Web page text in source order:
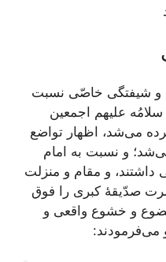
و شيفتگى خاصّى نسبت
عليهم اجمعين
می‌‏شد، اظهار تواضع
و نسبت به امام
داشتند، و مقام و منزلت
صدّيقۀ كبرى را فوق
و خشوع واقعى و
می‌فرمودند: